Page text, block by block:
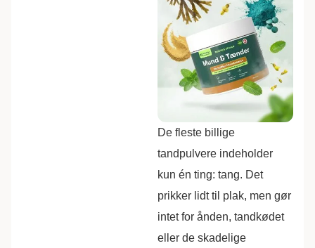
De fleste billige
tandpulvere indeholder
kun én ting: tang. Det
prikker lidt til plak, men gør
intet for ånden, tandkødet
eller de skadelige